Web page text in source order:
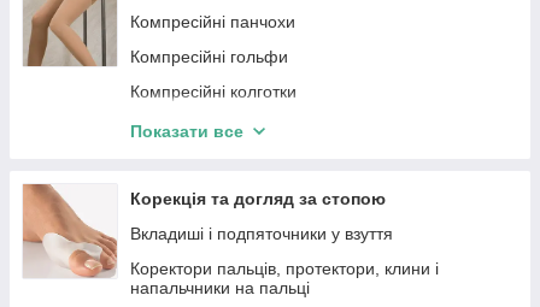
Реєстратори ЕКГ та АО
Тумби медичні приліжкові
Штативи медичні
Гематологічні аналізатори
Інші аналізатори
Біохімічні аналізатори
Ларингоскопи
Центрифуги медичні
Налокотники (Бандажі на лікоть)
Наколінники (Бандаж на коліно)
Шийні фіксатори (Бандаж на шию)
Шини для пальців
Бандажі на тазостегновий суглоб (грижові,
пологові)
Товары при лимфедеме
Компресійні панчохи
Компресійні гольфи
Компресійні колготки
Компресійні колготки для вагітних
Компресійна білизна після ліпосакції
Показати все
Корекція та догляд за стопою
Вкладиші і подпяточники у взуття
Коректори пальців, протектори, клини і
напальчники на пальці